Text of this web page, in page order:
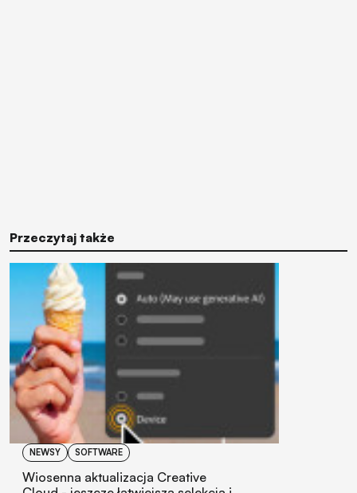
Przeczytaj także
NEWSY SOFTWARE
Wiosenna aktualizacja Creative